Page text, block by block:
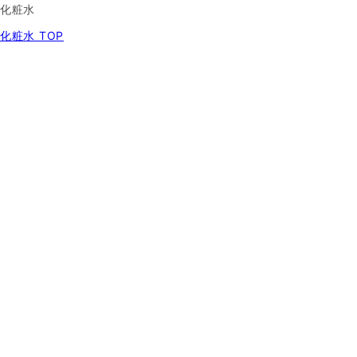
化粧水
化粧水 TOP